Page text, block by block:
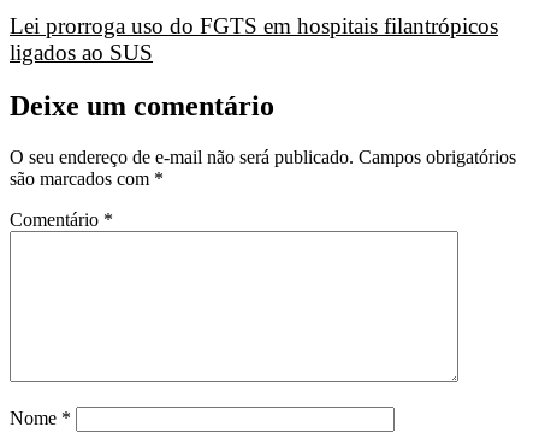
Lei prorroga uso do FGTS em hospitais filantrópicos
ligados ao SUS
Deixe um comentário
O seu endereço de e-mail não será publicado. Campos obrigatórios
são marcados com *
Comentário *
Nome *